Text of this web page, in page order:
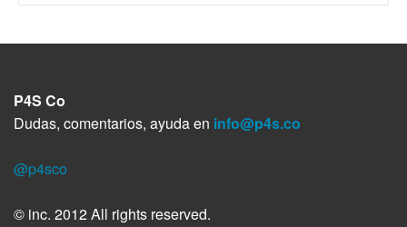
P4S Co
Dudas, comentarios, ayuda en info@p4s.co
@p4sco
© inc. 2012 All rights reserved.